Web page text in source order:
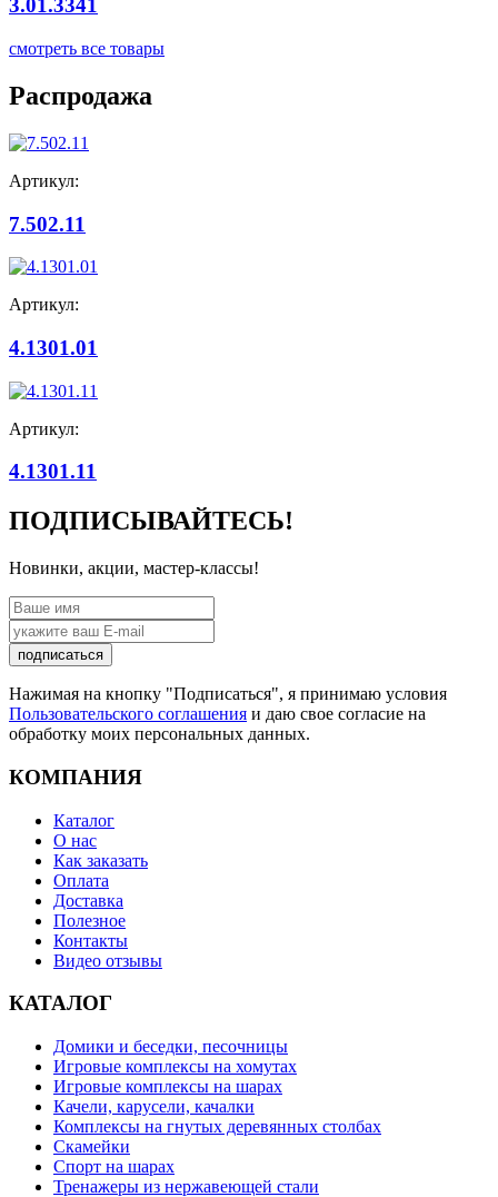
3.01.3341
смотреть все товары
Распродажа
Артикул:
7.502.11
Артикул:
4.1301.01
Артикул:
4.1301.11
ПОДПИСЫВАЙТЕСЬ!
Новинки, акции, мастер-классы!
подписаться
Нажимая на кнопку "Подписаться", я принимаю условия
Пользовательского соглашения и даю свое согласие на
обработку моих персональных данных.
КОМПАНИЯ
Каталог
О нас
Как заказать
Оплата
Доставка
Полезное
Контакты
Видео отзывы
КАТАЛОГ
Домики и беседки, песочницы
Игровые комплексы на хомутах
Игровые комплексы на шарах
Качели, карусели, качалки
Комплексы на гнутых деревянных столбах
Скамейки
Спорт на шарах
Тренажеры из нержавеющей стали